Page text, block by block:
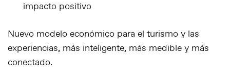
impacto positivo
Nuevo modelo económico para el turismo y las
experiencias, más inteligente, más medible y más
conectado.